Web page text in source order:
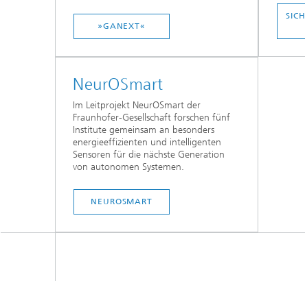
»GANEXT«
NeurOSmart
Im Leitprojekt NeurOSmart der
Fraunhofer-Gesellschaft forschen fünf
Institute gemeinsam an besonders
energieeffizienten und intelligenten
Sensoren für die nächste Generation
von autonomen Systemen.
NEUROSMART